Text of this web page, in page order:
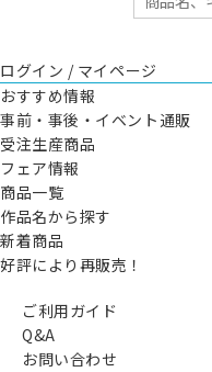
ログイン / マイページ
おすすめ情報
事前・事後・イベント通販
受注生産商品
フェア情報
商品一覧
作品名から探す
新着商品
好評により再販売！
ご利用ガイド
Q&A
お問い合わせ